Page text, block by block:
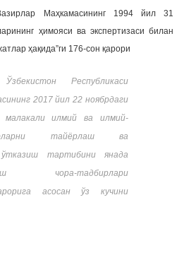
Маҳкамасининг 1994 йил 31
ҳимояси ва экспертизаси билан
ҳақида”ги 176-сон қарори
Республикаси
2017 йил 22 ноябрдаги
малакали илмий ва илмий-
тайёрлаш ва
тартибини янада
чора-тадбирлари
асосан ўз кучини